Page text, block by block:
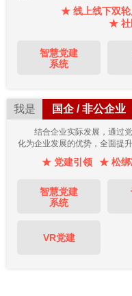
★ 线上线下双轮
★ 社
智慧党建
系统
我是 国企 / 非公企业
结合企业实际发展，通过
化为企业发展的优势，全面提
★ 党建引领 ★ 松绑
智慧党建
系统
VR党建